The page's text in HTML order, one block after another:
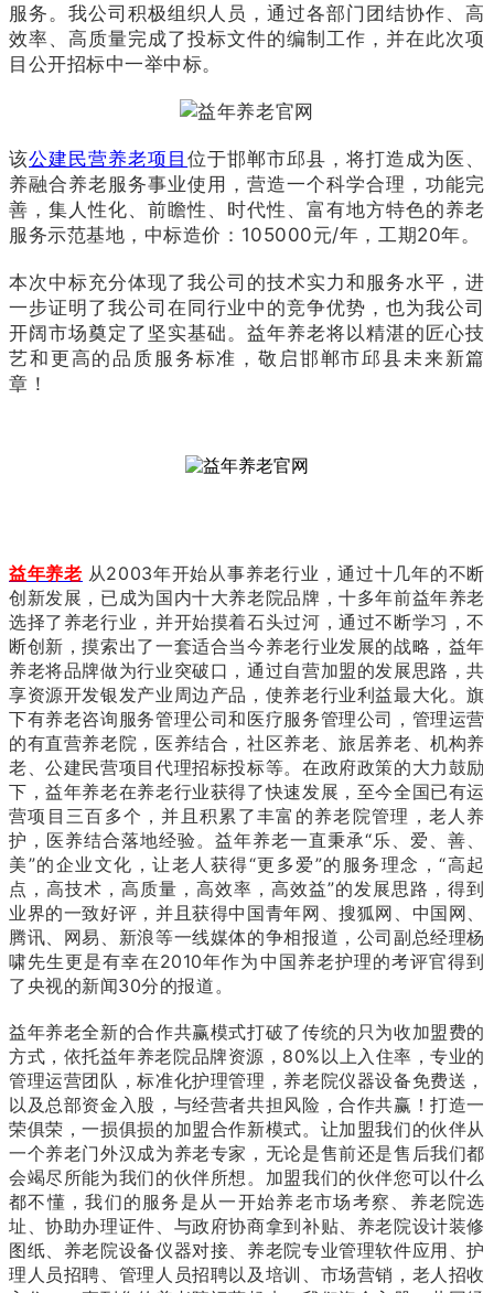
服务。我公司积极组织人员，通过各部门团结协作、高
效率、高质量完成了投标文件的编制工作，并在此次项
目公开招标中一举中标。
该公建民营养老项目位于邯郸市邱县，将打造成为医、
养融合养老服务事业使用，营造一个科学合理，功能完
善，集人性化、前瞻性、时代性、富有地方特色的养老
服务示范基地，中标造价： 105000元/年，工期20年。
本次中标充分体现了我公司的技术实力和服务水平，进
一步证明了我公司在同行业中的竞争优势，也为我公司
开阔市场奠定了坚实基础。益年养老将以精湛的匠心技
艺和更高的品质服务标准，敬启邯郸市邱县未来新篇
章！
益年养老 从2003年开始从事养老行业，通过十几年的不断
创新发展，已成为国内十大养老院品牌，十多年前益年养老
选择了养老行业，并开始摸着石头过河，通过不断学习，不
断创新，摸索出了一套适合当今养老行业发展的战略，益年
养老将品牌做为行业突破口，通过自营加盟的发展思路，共
享资源开发银发产业周边产品，使养老行业利益最大化。旗
下有养老咨询服务管理公司和医疗服务管理公司，管理运营
的有直营养老院，医养结合，社区养老、旅居养老、机构养
老、公建民营项目 代理招标投标等。在政府政策的大力鼓励
下，益年养老在养老行业获得了快速发展，至今全国已有运
营项目三百多个，并且积累了丰富的养老院管理，老人养
护，医养结合落地经验。益年养老一直秉承“乐、爱、善、
美”的企业文化，让老人获得“更多爱”的服务理念，“高起
点，高技术，高质量，高效率，高效益”的发展思路，得到
业界的一致好评，并且获得中国青年网、搜狐网、中国网、
腾讯、网易、新浪等一线媒体的争相报道，公司副总经理杨
啸先生更是有幸在2010年作为中国养老护理的考评官得到
了央视的新闻30分的报道。
益年养老全新的合作共赢模式打破了传统的只为收加盟费的
方式，依托益年养老院品牌资源，80%以上入住率，专业的
管理运营团队，标准化护理管理，养老院仪器设备免费送，
以及总部资金入股，与经营者共担风险，合作共赢！打造一
荣俱荣，一损俱损的加盟合作新模式。让加盟我们的伙伴从
一个养老门外汉成为养老专家，无论是售前还是售后我们都
会竭尽所能为我们的伙伴所想。加盟我们的伙伴您可以什么
都不懂，我们的服务是从一开始养老市场考察、养老院选
址、协助办理证件、与政府协商拿到补贴、养老院设计装修
图纸、养老院设备仪器对接、养老院专业管理软件应用、护
理人员招聘、管理人员招聘以及培训、市场营销，老人招收